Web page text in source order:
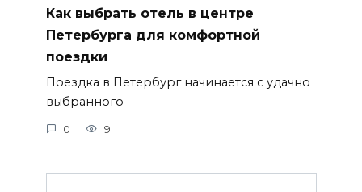
Как выбрать отель в центре
Петербурга для комфортной
поездки
Поездка в Петербург начинается с удачно
выбранного
0 9